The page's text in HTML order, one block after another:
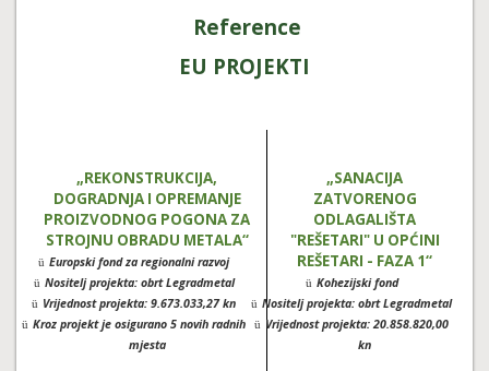
Reference
EU PROJEKTI
„REKONSTRUKCIJA,
DOGRADNJA I OPREMANJE
PROIZVODNOG POGONA ZA
STROJNU OBRADU METALA“
ü Europski fond za regionalni razvoj
ü Nositelj projekta: obrt Legradmetal
ü Vrijednost projekta: 9.673.033,27 kn
ü Kroz projekt je osigurano 5 novih radnih
mjesta
„SANACIJA
ZATVORENOG
ODLAGALIŠTA
"REŠETARI" U OPĆINI
REŠETARI - FAZA 1“
ü Kohezijski fond
ü Nositelj projekta: obrt Legradmetal
ü Vrijednost projekta: 20.858.820,00
kn